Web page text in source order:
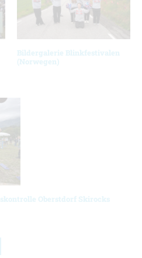
Bildergalerie Blinkfestivalen
(Norwegen)
Oberstdorf Skirocks